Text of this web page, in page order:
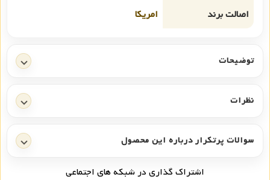
اصالت برند
امریکا
توضیحات
نظرات
سوالات پرتکرار درباره این محصول
اشتراک گذاری در شبکه های اجتماعی